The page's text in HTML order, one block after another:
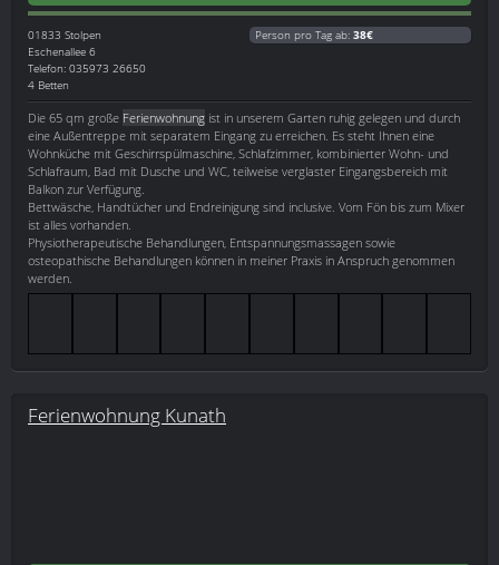
01833 Stolpen
Eschenallee 6
Telefon: 035973 26650
4 Betten
Person pro Tag ab: 38€
Die 65 qm große Ferienwohnung ist in unserem Garten ruhig gelegen und durch
eine Außentreppe mit separatem Eingang zu erreichen. Es steht Ihnen eine
Wohnküche mit Geschirrspülmaschine, Schlafzimmer, kombinierter Wohn- und
Schlafraum, Bad mit Dusche und WC, teilweise verglaster Eingangsbereich mit
Balkon zur Verfügung.
Bettwäsche, Handtücher und Endreinigung sind inclusive. Vom Fön bis zum Mixer
ist alles vorhanden.
Physiotherapeutische Behandlungen, Entspannungsmassagen sowie
osteopathische Behandlungen können in meiner Praxis in Anspruch genommen
werden.
Ferienwohnung Kunath